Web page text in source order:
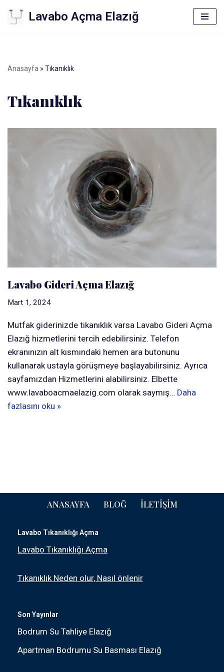
İçeriğe
Lavabo Açma Elazığ
Anasayfa » Tıkanıklık
Tıkanıklık
Lavabo Gideri Açma Elazığ
Mart 1, 2024
Mutfak giderinizde tıkanıklık varsa Lavabo Gideri Açma
Elazığ hizmetlerini tercih edebilirsiniz. Telefon
ekranınızın alt kısmındaki hemen ara butonunu
kullanarak ustayla görüşmeye başlayabilirsiniz. Ayrıca
sayfamızdan Hizmetlerini alabilirsiniz. Elbette
www.lavaboacmaelazig.com olarak saymış… Daha
fazlasını oku »
ANASAYFA BLOĞ İLETIŞIM
Lavabo Tıkanıklığı Açma
Lavabo Tıkanıklığı Açma
Tıkanıklık Neden olur, Nasıl önlenir
Son Yayınlar
Bodrum Su Tahliye Elazığ
Apartman Bodrumu Su Basması Elazığ